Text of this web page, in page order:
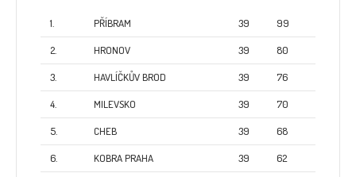
1. PŘÍBRAM 39 99
2. HRONOV 39 80
3. HAVLÍČKŮV BROD 39 76
4. MILEVSKO 39 70
5. CHEB 39 68
6. KOBRA PRAHA 39 62